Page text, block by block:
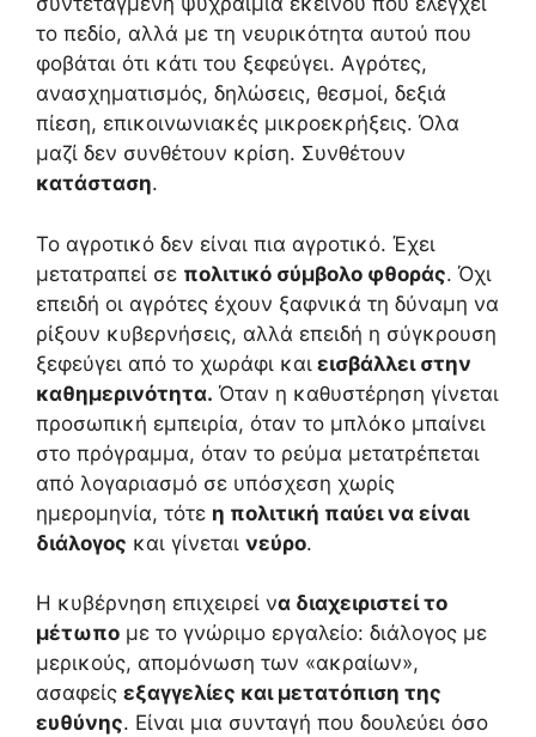
το πεδίο, αλλά με τη νευρικότητα αυτού που
φοβάται ότι κάτι του ξεφεύγει. Αγρότες,
ανασχηματισμός, δηλώσεις, θεσμοί, δεξιά
πίεση, επικοινωνιακές μικροεκρήξεις. Όλα
μαζί δεν συνθέτουν κρίση. Συνθέτουν
κατάσταση.
Το αγροτικό δεν είναι πια αγροτικό. Έχει
μετατραπεί σε πολιτικό σύμβολο φθοράς. Όχι
επειδή οι αγρότες έχουν ξαφνικά τη δύναμη να
ρίξουν κυβερνήσεις, αλλά επειδή η σύγκρουση
ξεφεύγει από το χωράφι και εισβάλλει στην
καθημερινότητα. Όταν η καθυστέρηση γίνεται
προσωπική εμπειρία, όταν το μπλόκο μπαίνει
στο πρόγραμμα, όταν το ρεύμα μετατρέπεται
από λογαριασμό σε υπόσχεση χωρίς
ημερομηνία, τότε η πολιτική παύει να είναι
διάλογος και γίνεται νεύρο.
Η κυβέρνηση επιχειρεί να διαχειριστεί το
μέτωπο με το γνώριμο εργαλείο: διάλογος με
μερικούς, απομόνωση των «ακραίων»,
ασαφείς εξαγγελίες και μετατόπιση της
ευθύνης. Είναι μια συνταγή που δουλεύει όσο